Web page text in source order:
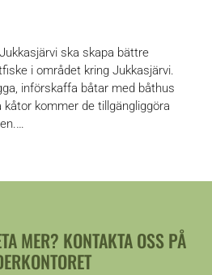
ska skapa bättre
i området kring Jukkasjärvi.
införskaffa båtar med båthus
kommer de tillgängliggöra
MER? KONTAKTA OSS PÅ